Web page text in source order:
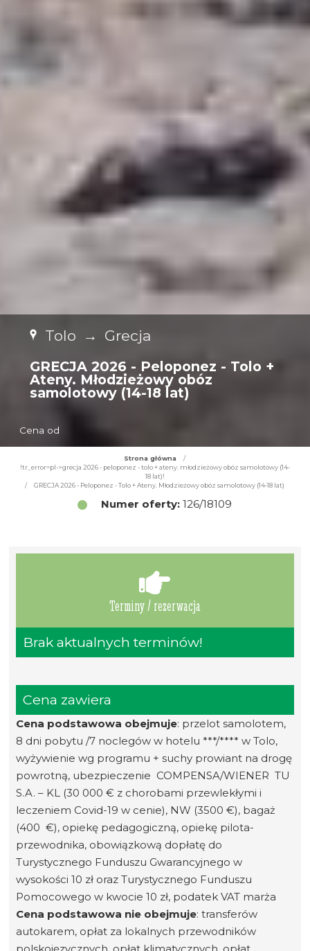
Tolo → Grecja
GRECJA 2026 - Peloponez - Tolo +
Ateny. Młodzieżowy obóz
samolotowy (14-18 lat)
Cena od
Strona główna
/
!tr_error=pl->grecja 2026 - peloponez - tolo + ateny. młodzieżowy obóz samolotowy (14-
18 lat)!
/
GRECJA 2026 - Peloponez - Tolo + Ateny. Młodzieżowy obóz samolotowy (14-18 lat)
Numer oferty: 126/18109
Terminy / rezerwacja
Brak aktualnych terminów!
Cena zawiera
Cena podstawowa obejmuje: przelot samolotem,
8 dni pobytu /7 noclegów w hotelu ***/**** w Tolo,
wyżywienie wg programu + suchy prowiant na drogę
powrotną, ubezpieczenie COMPENSA/WIENER TU
S.A. – KL (30 000 € z chorobami przewlekłymi i
leczeniem Covid-19 w cenie), NW (3500 €), bagaż
(400 €), opiekę pedagogiczną, opiekę pilota-
przewodnika, obowiązkową dopłatę do
Turystycznego Funduszu Gwarancyjnego w
wysokości 10 zł oraz Turystycznego Funduszu
Pomocowego w kwocie 10 zł, podatek VAT marża
Cena podstawowa nie obejmuje: transferów
autokarem, opłat za lokalnych przewodników